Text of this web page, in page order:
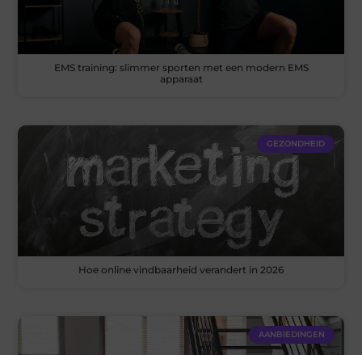
EMS training: slimmer sporten met een modern EMS
apparaat
GEZONDHEID
Hoe online vindbaarheid verandert in 2026
AANBIEDINGEN